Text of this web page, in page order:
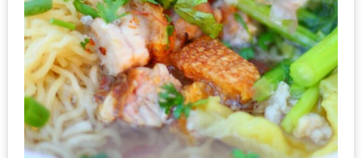
ถนน
คน
เดิน
วัน
อาทิตย์
ท่าแพ
เชียงใหม่